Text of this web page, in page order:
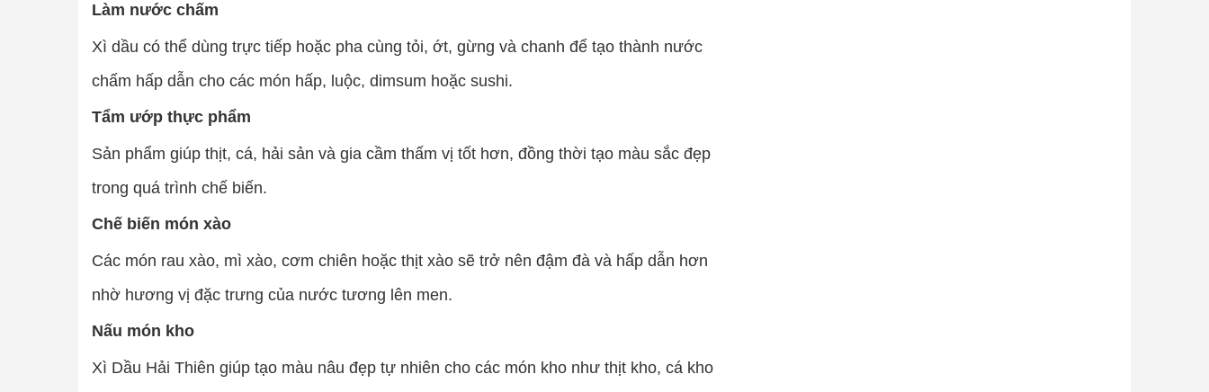
Làm nước chấm
Xì dầu có thể dùng trực tiếp hoặc pha cùng tỏi, ớt, gừng và chanh để tạo thành nước
chấm hấp dẫn cho các món hấp, luộc, dimsum hoặc sushi.
Tẩm ướp thực phẩm
Sản phẩm giúp thịt, cá, hải sản và gia cầm thấm vị tốt hơn, đồng thời tạo màu sắc đẹp
trong quá trình chế biến.
Chế biến món xào
Các món rau xào, mì xào, cơm chiên hoặc thịt xào sẽ trở nên đậm đà và hấp dẫn hơn
nhờ hương vị đặc trưng của nước tương lên men.
Nấu món kho
Xì Dầu Hải Thiên giúp tạo màu nâu đẹp tự nhiên cho các món kho như thịt kho, cá kho